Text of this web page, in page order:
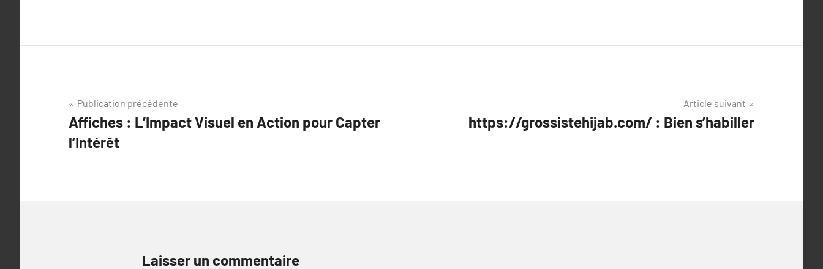
Navigation
de
l’article
Publication précédente
Affiches : L’Impact Visuel en Action pour Capter
l’Intérêt
Article suivant
https://grossistehijab.com/ : Bien s’habiller
Laisser un commentaire